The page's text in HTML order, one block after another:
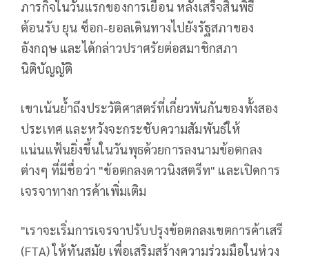
ภารกิจในวันแรกของการเยือน หลังเสร็จสิ้นพิธี
ต้อนรับ ยุน ซ็อก-ยอลเดินทางไปยังรัฐสภาของ
อังกฤษ และได้กล่าวปราศรัยต่อสมาชิกสภา
นิติบัญญัติ
เขาเน้นย้ำถึงประวัติศาสตร์ที่เกี่ยวพันกันของทั้งสอง
ประเทศ และหวังจะกระชับความสัมพันธ์ให้
แน่นแฟ้นยิ่งขึ้นในวันพุธด้วยการลงนามข้อตกลง
ต่างๆ ที่มีชื่อว่า "ข้อตกลงดาวนิงสตรีท" และเปิดการ
เจรจาทางการค้าเพิ่มเติม
"เราจะเริ่มการเจรจาปรับปรุงข้อตกลงเขตการค้าเสรี
(FTA) ให้ทันสมัย ​​เพื่อเสริมสร้างความร่วมมือในห่วง